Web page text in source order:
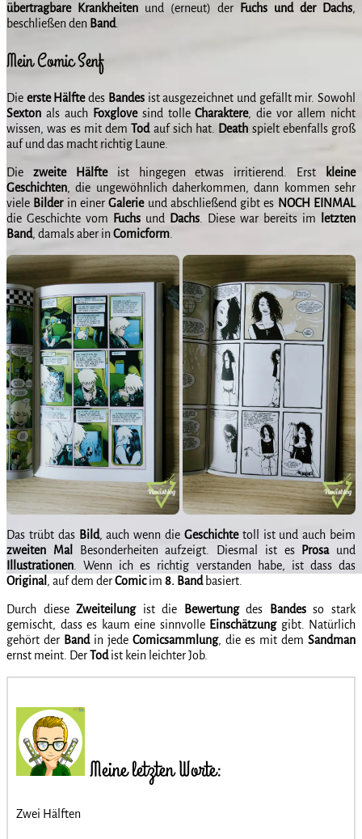
übertragbare
Krankheiten und (erneut) der Fuchs und der Dachs,
beschließen den Band.
Mein Comic Senf
Die erste Hälftedes Bandesist ausgezeichnet und gefällt mir. Sowohl
Sexton als auch Foxglovesind tolleCharaktere, die vor allem nicht
wissen, was es mit demTodauf sich hat. Death spielt ebenfalls groß
auf und das macht richtig Laune.
Die zweite Hälfteist hingegen etwas irritierend. Erst
kleine
Geschichten, die ungewöhnlich daherkommen, dann kommen sehr
viele Bilderin einerGalerieund abschließend gibt es NOCH EINMAL
die Geschichte vom
Fuchs und Dachs . Diese war bereits im
letzten
Band, damals aber in Comicform
Das trübt das Bild, auch wenn die Geschichtetoll ist und auch beim
zweiten
Mal Besonderheiten aufzeigt. Diesmal ist es Prosaund
Illustrationen . Wenn ich es richtig verstanden habe, ist dass das
Original , auf dem derComicim 8. Bandbasiert.
Durch dieseZweiteilungist die Bewertungdes Bandesso stark
gemischt, dass es kaum eine sinnvolle Einschätzunggibt. Natürlich
gehört der Bandin jede Comicsammlung, die es mit dem Sandman
ernst meint. DerTodist kein leichter Job.
Meine letzten Worte:
Zwei Hälften